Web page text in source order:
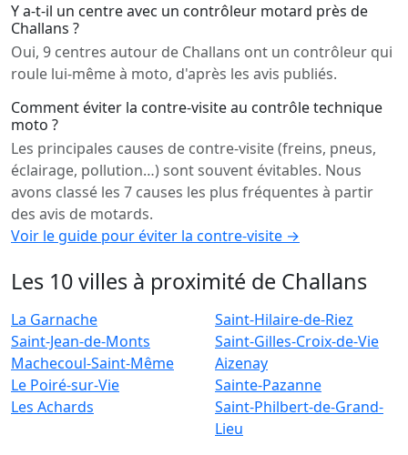
Y a-t-il un centre avec un contrôleur motard près de
Challans ?
Oui, 9 centres autour de Challans ont un contrôleur qui
roule lui-même à moto, d'après les avis publiés.
Comment éviter la contre-visite au contrôle technique
moto ?
Les principales causes de contre-visite (freins, pneus,
éclairage, pollution…) sont souvent évitables. Nous
avons classé les 7 causes les plus fréquentes à partir
des avis de motards.
Voir le guide pour éviter la contre-visite →
Les 10 villes à proximité de Challans
La Garnache
Saint-Hilaire-de-Riez
Saint-Jean-de-Monts
Saint-Gilles-Croix-de-Vie
Machecoul-Saint-Même
Aizenay
Le Poiré-sur-Vie
Sainte-Pazanne
Les Achards
Saint-Philbert-de-Grand-
Lieu